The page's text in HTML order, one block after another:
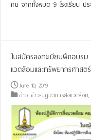
คน จากทั้งหมด 9 โรงเรียน
ใบสมัครลงทะเบียนฝึกอบร
แวดล้อมและทรัพยากรศาส
June 10, 2019
ข่าว,ข่าว-ปฏิบัติการสิ่งแวดล้อม,